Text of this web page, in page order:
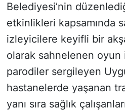
Belediyesi’nin
etkinlikleri kapsamında
izleyicilere keyifli bir
olarak sahnelenen
parodiler sergileyen
hastanelerde yaşanan
yanı sıra sağlık
TEKNOLOJİ
TÜRKİYE VE DÜNYA
VİDEO GALERİ
YAŞAM